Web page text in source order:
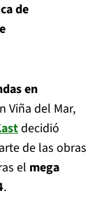
de
en
Viña del Mar,
decidió
de las obras
el mega
.